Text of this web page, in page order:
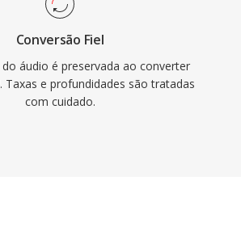
Conversão Fiel
áudio é preservada ao converter
Taxas e profundidades são tratadas
com cuidado.